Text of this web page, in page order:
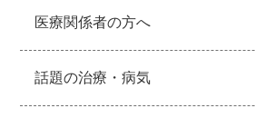
医療関係者の方へ
話題の治療・病気